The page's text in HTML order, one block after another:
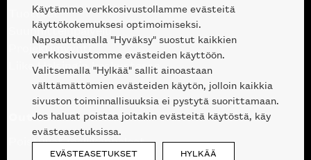
Tuotteet
Suunnittelupalvelu
Projektimyynti
Liike Helsingin keskustassa
Outlet
Poistuvat mallikappaleet
Käytämme verkkosivustollamme evästeitä
käyttökokemuksesi optimoimiseksi.
Napsauttamalla "Hyväksy" suostut kaikkien
verkkosivustomme evästeiden käyttöön.
Valitsemalla "Hylkää" sallit ainoastaan
välttämättömien evästeiden käytön, jolloin kaikkia
sivuston toiminnallisuuksia ei pystytä suorittamaan.
Jos haluat poistaa joitakin evästeitä käytöstä, käy
evästeasetuksissa.
EVÄSTEASETUKSET HYLKÄÄ